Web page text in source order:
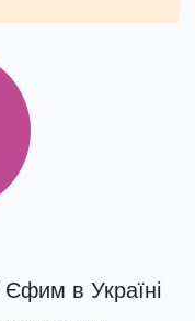
Єфим в Україні